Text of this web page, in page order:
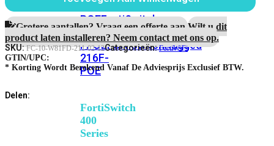
248E-
POEFortiSwitch
248E-
FPOEFortiSwitchRugged
216F-
POE
FortiSwitch
400
Series
POE
1
Jaar
4-
Hour
Hardware
Delivery
RMA
Service
Grotere aantallen? Vraag een offerte aan.Wilt u dit
product laten installeren? Neem contact met ons op.
SKU:FC-10-W81FD-211-02-12Categorieën:FortiWiFi
GTIN/UPC:
* Korting Wordt Berekend Vanaf De Adviesprijs Exclusief BTW.
Delen: